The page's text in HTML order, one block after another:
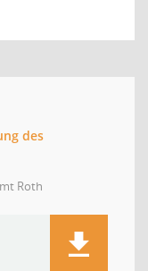
des
Roth